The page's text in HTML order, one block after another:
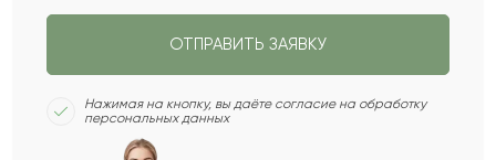
Рубен
ОТПРАВИТЬ ЗАЯВКУ
Нажимая на кнопку, вы даёте согласие на обработку
персональных данных